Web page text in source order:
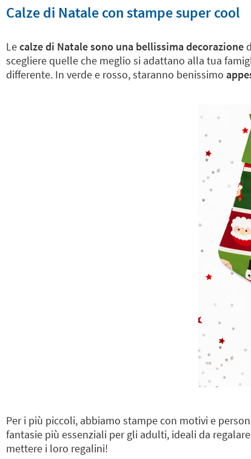
Calze di Natale con stampe super cool
Lecalze di Natale sono una bellissima decorazione
scegliere quelle che meglio si adattano alla tua
differente. In verde e rosso, staranno benissimo
Per i più piccoli, abbiamo stampe con motivi e
fantasie più essenziali per gli adulti, ideali da
mettere i loro regalini!